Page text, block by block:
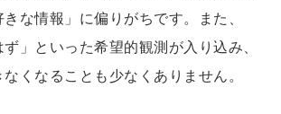
な情報」に偏りがちです。また、
ず」といった希望的観測が入り込み、
くなることも少なくありません。